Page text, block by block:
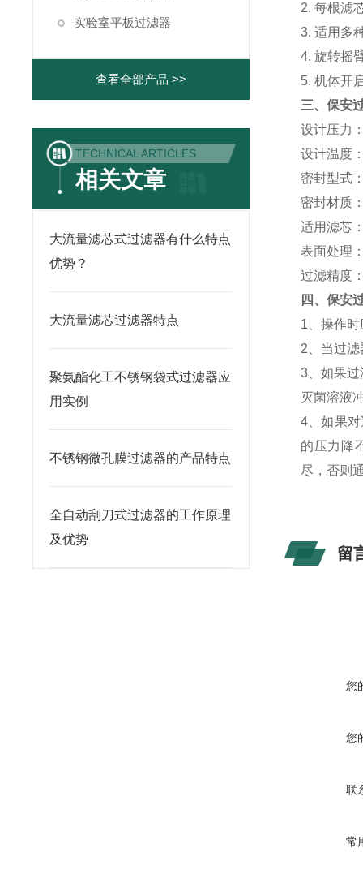
实验室平板过滤器
查看全部产品 >>
TECHNICAL ARTICLES
相关文章
大流量滤芯式过滤器有什么特点
优势？
大流量滤芯过滤器特点
聚氨酯化工不锈钢袋式过滤器应
用实例
不锈钢微孔膜过滤器的产品特点
全自动刮刀式过滤器的工作原理
及优势
2. 每根滤
3. 适用
4. 旋转摇
5. 机体开
三、保
设计压
设计温
密封型
密封材质
适用滤
表面处理
过滤精度
四、保
1、操作
2、当过
3、如果
灭菌溶
4、如果
的压力降
尽，否则
留
您
您
联
常